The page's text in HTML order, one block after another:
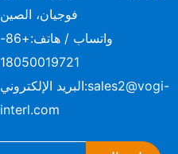
فوجيان، الصين
واتساب / هاتف:
+86-
18050019721
البريد الإلكتروني:sales2@vogi-
interl.com